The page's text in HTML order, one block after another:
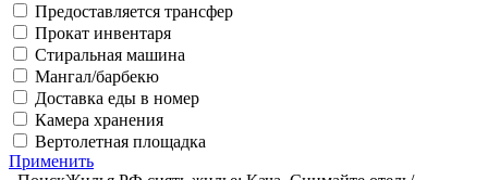
Предоставляется трансфер
Прокат инвентаря
Стиральная машина
Мангал/барбекю
Доставка еды в номер
Камера хранения
Вертолетная площадка
Применить